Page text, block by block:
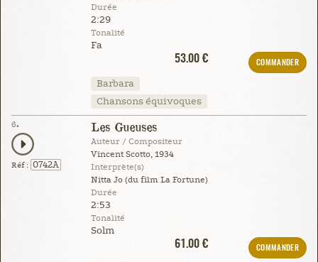
Durée
2:29
Tonalité
Fa
53.00 €
COMMANDER
Barbara
Chansons équivoques
6.
Réf : 0742A
Les Gueuses
Auteur / Compositeur
Vincent Scotto, 1934
Interprète(s)
Nitta Jo (du film La Fortune)
Durée
2:53
Tonalité
Solm
61.00 €
COMMANDER